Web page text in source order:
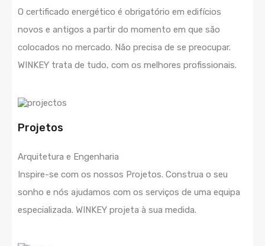
O certificado energético é obrigatório em edifícios
novos e antigos a partir do momento em que são
colocados no mercado. Não precisa de se preocupar.
WINKEY trata de tudo, com os melhores profissionais.
Projetos
Arquitetura e Engenharia
Inspire-se com os nossos Projetos. Construa o seu
sonho e nós ajudamos com os serviços de uma equipa
especializada. WINKEY projeta à sua medida.